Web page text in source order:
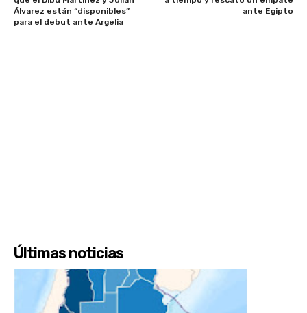
Álvarez están “disponibles”
para el debut ante Argelia
ante Egipto
Últimas noticias